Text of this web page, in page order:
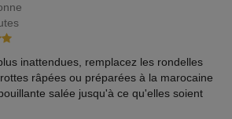
inattendues, remplacez les rondelles
râpées ou préparées à la marocaine
salée jusqu'à ce qu'elles soient